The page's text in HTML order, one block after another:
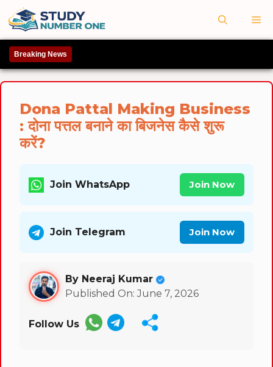
Skip
to
content
Breaking News
Dona Pattal Making Business
: दोना पत्तल बनाने का बिजनेस कैसे शुरू
करें?
Join WhatsApp Join Now
Join Telegram Join Now
By Neeraj Kumar
Published On: June 7, 2026
Follow Us